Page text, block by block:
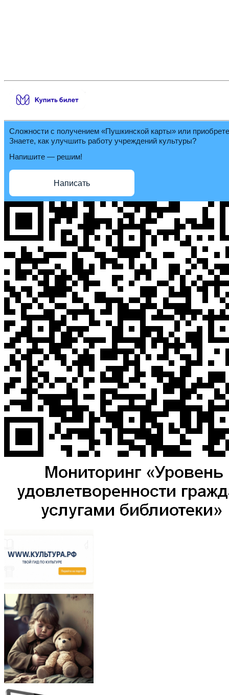
Сложности с получением «Пушкинской карты» или
Знаете, как улучшить работу учреждений культуры?
Напишите — решим!
Написать